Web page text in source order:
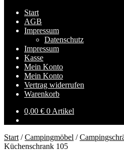
Start
AGB
Impressum
Datenschutz
Impressum
Kasse
Mein Konto
Mein Konto
Vertrag widerrufen
Warenkorb
0,00 € 0 Artikel
Start /Campingmöbel /
Küchenschrank 105